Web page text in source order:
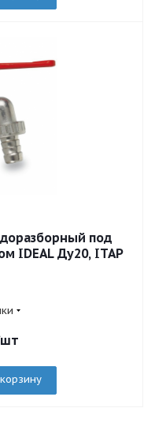
под
IDEAL Ду20, ITAP